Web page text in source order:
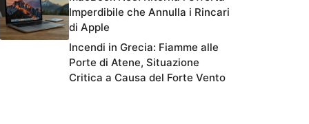
Imperdibile che Annulla i Rincari
di Apple
Incendi in Grecia: Fiamme alle
Porte di Atene, Situazione
Critica a Causa del Forte Vento